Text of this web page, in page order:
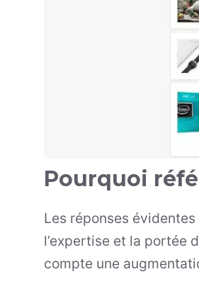
Pourquoi
Les réponses
l’expertise et la portée
compte une